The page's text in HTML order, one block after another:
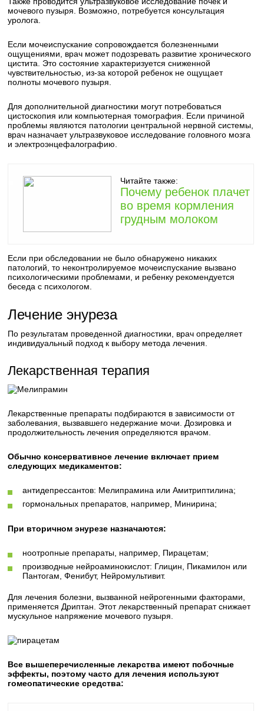
мочевого пузыря. Возможно, потребуется консультация
уролога.
Если мочеиспускание сопровождается болезненными
ощущениями, врач может подозревать развитие хронического
цистита. Это состояние характеризуется сниженной
чувствительностью, из-за которой ребенок не ощущает
полноты мочевого пузыря.
Для дополнительной диагностики могут потребоваться
цистоскопия или компьютерная томография. Если причиной
проблемы являются патологии центральной нервной системы,
врач назначает ультразвуковое исследование головного мозга
и электроэнцефалографию.
Читайте также:
Почему ребенок плачет
во время кормления
грудным молоком
Если при обследовании не было обнаружено никаких
патологий, то неконтролируемое мочеиспускание вызвано
психологическими проблемами, и ребенку рекомендуется
беседа с психологом.
Лечение энуреза
По результатам проведенной диагностики, врач определяет
индивидуальный подход к выбору метода лечения.
Лекарственная терапия
Лекарственные препараты подбираются в зависимости от
заболевания, вызвавшего недержание мочи. Дозировка и
продолжительность лечения определяются врачом.
Обычно консервативное лечение включает прием
следующих медикаментов:
антидепрессантов: Мелипрамина или Амитриптилина;
гормональных препаратов, например, Минирина;
При вторичном энурезе назначаются:
ноотропные препараты, например, Пирацетам;
производные нейроаминокислот: Глицин, Пикамилон или
Пантогам, Фенибут, Нейромультивит.
Для лечения болезни, вызванной нейрогенными факторами,
применяется Дриптан. Этот лекарственный препарат снижает
мускульное напряжение мочевого пузыря.
Все вышеперечисленные лекарства имеют побочные
эффекты, поэтому часто для лечения используют
гомеопатические средства: